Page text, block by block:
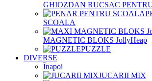
GHIOZDAN RUCSAC
SCOALA
MAGNETIC BLOKS JollyHeap
PUZZLE
DIVERSE
Înapoi
JUCARII MIX